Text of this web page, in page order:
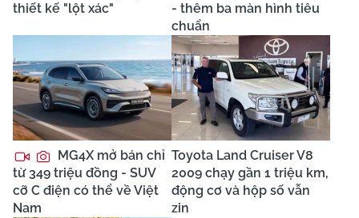
thiết kế "lột xác"
- thêm ba màn hình tiêu
chuẩn
MG4X mở bán chỉ
từ 349 triệu đồng - SUV
cỡ C điện có thể về Việt
Nam
Toyota Land Cruiser V8
2009 chạy gần 1 triệu km,
động cơ và hộp số vẫn
zin